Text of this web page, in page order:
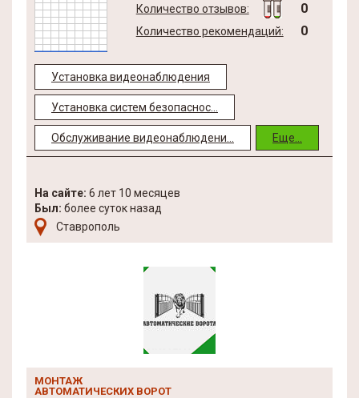
Количество отзывов: 0
Количество рекомендаций: 0
Установка видеонаблюдения
Установка систем безопаснос...
Обслуживание видеонаблюдени... Еще...
На сайте: 6 лет 10 месяцев
Был: более суток назад
Ставрополь
МОНТАЖ
АВТОМАТИЧЕСКИХ ВОРОТ